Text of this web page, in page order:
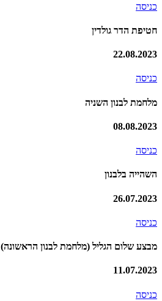
כניסה
חטיפת הדר גולדין
22.08.2023
כניסה
מלחמת לבנון השניה
08.08.2023
כניסה
השהייה בלבנון
26.07.2023
כניסה
מבצע שלום הגליל (מלחמת לבנון הראשונה)
11.07.2023
כניסה